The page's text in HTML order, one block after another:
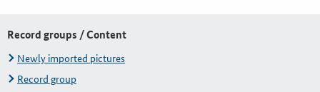
Record groups / Content
Newly imported pictures
Record group